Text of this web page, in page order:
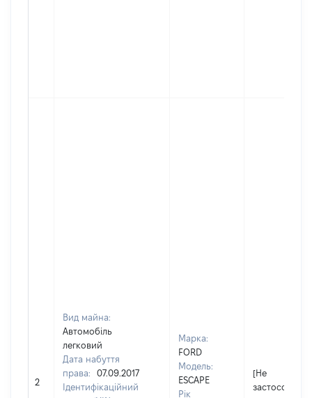
2
Вид майна:
Автомобіль
легковий
Дата набуття
права:
07.09.2017
Ідентифікаційний
Марка:
FORD
Модель:
ESCAPE
Рік
[Не